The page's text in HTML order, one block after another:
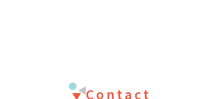
Contact